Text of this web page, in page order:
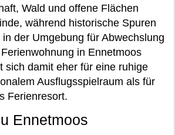
Wald und offene Flächen
während historische Spuren
der Umgebung für Abwechslung
in Ennetmoos
sich damit eher für eine ruhige
Ausflugsspielraum als für
Ferienresort.
Ennetmoos